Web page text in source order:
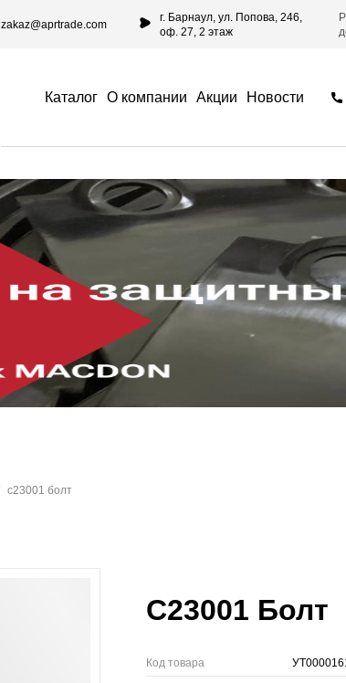
zakaz@aprtrade.com
г. Барнаул, ул. Попова, 246,
оф. 27, 2 этаж
Каталог О компании Акции Новости
c23001 болт
C23001 Болт
Код товара